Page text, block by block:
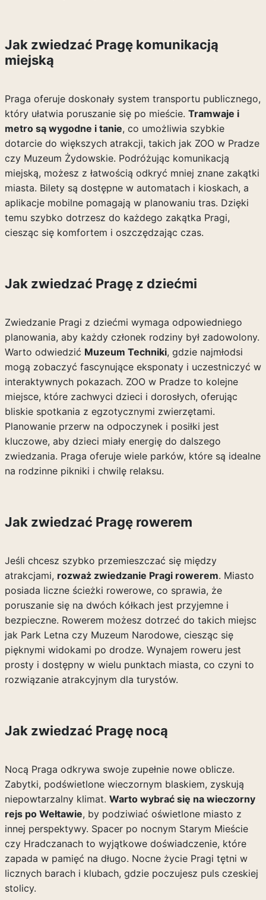
Jak zwiedzać Pragę komunikacją
miejską
Praga oferuje doskonały system transportu publicznego,
który ułatwia poruszanie się po mieście. Tramwaje i
metro są wygodne i tanie, co umożliwia szybkie
dotarcie do większych atrakcji, takich jak ZOO w Pradze
czy Muzeum Żydowskie. Podróżując komunikacją
miejską, możesz z łatwością odkryć mniej znane zakątki
miasta. Bilety są dostępne w automatach i kioskach, a
aplikacje mobilne pomagają w planowaniu tras. Dzięki
temu szybko dotrzesz do każdego zakątka Pragi,
ciesząc się komfortem i oszczędzając czas.
Jak zwiedzać Pragę z dziećmi
Zwiedzanie Pragi z dziećmi wymaga odpowiedniego
planowania, aby każdy członek rodziny był zadowolony.
Warto odwiedzić Muzeum Techniki, gdzie najmłodsi
mogą zobaczyć fascynujące eksponaty i uczestniczyć w
interaktywnych pokazach. ZOO w Pradze to kolejne
miejsce, które zachwyci dzieci i dorosłych, oferując
bliskie spotkania z egzotycznymi zwierzętami.
Planowanie przerw na odpoczynek i posiłki jest
kluczowe, aby dzieci miały energię do dalszego
zwiedzania. Praga oferuje wiele parków, które są idealne
na rodzinne pikniki i chwilę relaksu.
Jak zwiedzać Pragę rowerem
Jeśli chcesz szybko przemieszczać się między
atrakcjami, rozważ zwiedzanie Pragi rowerem. Miasto
posiada liczne ścieżki rowerowe, co sprawia, że
poruszanie się na dwóch kółkach jest przyjemne i
bezpieczne. Rowerem możesz dotrzeć do takich miejsc
jak Park Letna czy Muzeum Narodowe, ciesząc się
pięknymi widokami po drodze. Wynajem roweru jest
prosty i dostępny w wielu punktach miasta, co czyni to
rozwiązanie atrakcyjnym dla turystów.
Jak zwiedzać Pragę nocą
Nocą Praga odkrywa swoje zupełnie nowe oblicze.
Zabytki, podświetlone wieczornym blaskiem, zyskują
niepowtarzalny klimat. Warto wybrać się na wieczorny
rejs po Wełtawie, by podziwiać oświetlone miasto z
innej perspektywy. Spacer po nocnym Starym Mieście
czy Hradczanach to wyjątkowe doświadczenie, które
zapada w pamięć na długo. Nocne życie Pragi tętni w
licznych barach i klubach, gdzie poczujesz puls czeskiej
stolicy.